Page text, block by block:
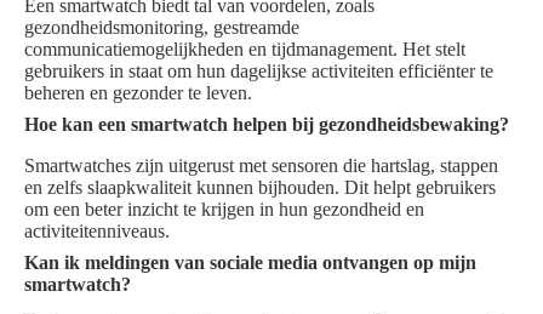
Een smartwatch biedt tal van voordelen, zoals
gezondheidsmonitoring, gestreamde
communicatiemogelijkheden en tijdmanagement. Het stelt
gebruikers in staat om hun dagelijkse activiteiten efficiënter te
beheren en gezonder te leven.
Hoe kan een smartwatch helpen bij gezondheidsbewaking?
Smartwatches zijn uitgerust met sensoren die hartslag, stappen
en zelfs slaapkwaliteit kunnen bijhouden. Dit helpt gebruikers
om een beter inzicht te krijgen in hun gezondheid en
activiteitenniveaus.
Kan ik meldingen van sociale media ontvangen op mijn
smartwatch?